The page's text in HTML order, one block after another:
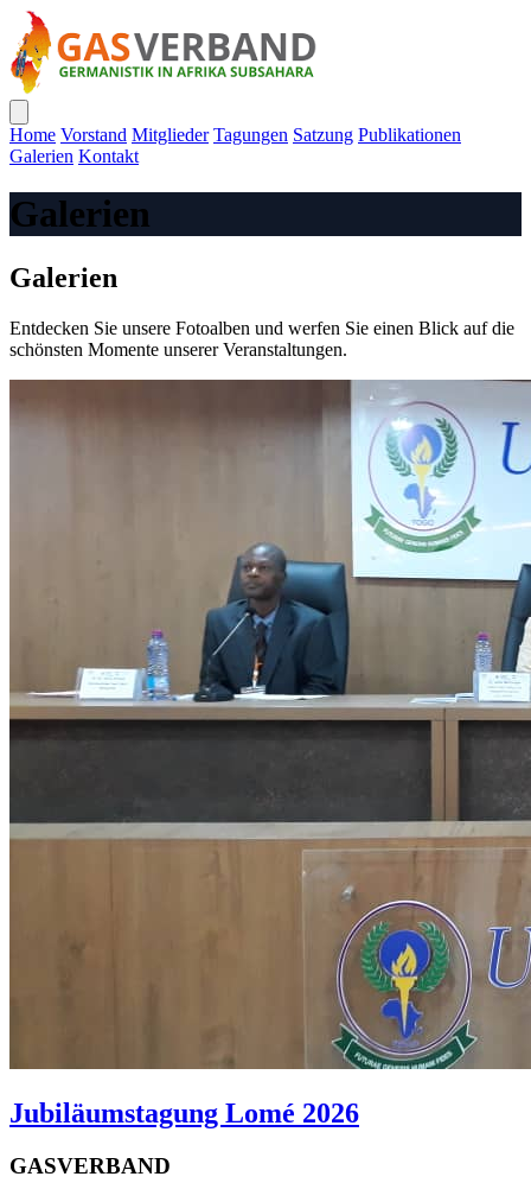
Home Vorstand Mitglieder Tagungen Satzung Publikationen
Galerien Kontakt
Galerien
Galerien
Entdecken Sie unsere Fotoalben und werfen Sie einen Blick auf die
schönsten Momente unserer Veranstaltungen.
Jubiläumstagung Lomé 2026
GASVERBAND